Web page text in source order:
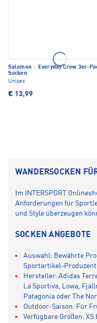
Salomon · Everyday Crew 3er-
Socken
Unisex
€ 13,99
WANDERSOCKEN
Im INTERSPORT
Anforderungen für
und Style überzeugen
SOCKEN ANGEBOTE
Auswahl: Bewährte
Sportartikel-
Hersteller: Adidas
La Sportiva, Lowa,
Patagonia oder The
Outdoor-Saison: Für
Verfügbare Größen: XS